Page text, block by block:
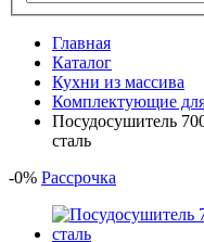
Главная
Каталог
Кухни из массива
Комплектующие
Посудосушитель
сталь
-0% Рассрочка